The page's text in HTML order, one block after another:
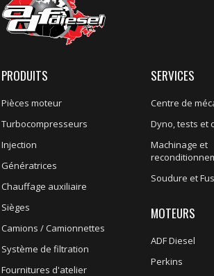
PRODUITS
Pièces moteur
Turbocompresseurs
Injection
Génératrices
Chauffage auxiliaire
Sièges
Camions / Camionnettes
Système de filtration
Fournitures d'atelier
SERVICES
Centre de
Dyno, tests et
Machinage et
Soudure et
MOTEURS
ADF Diesel
Perkins